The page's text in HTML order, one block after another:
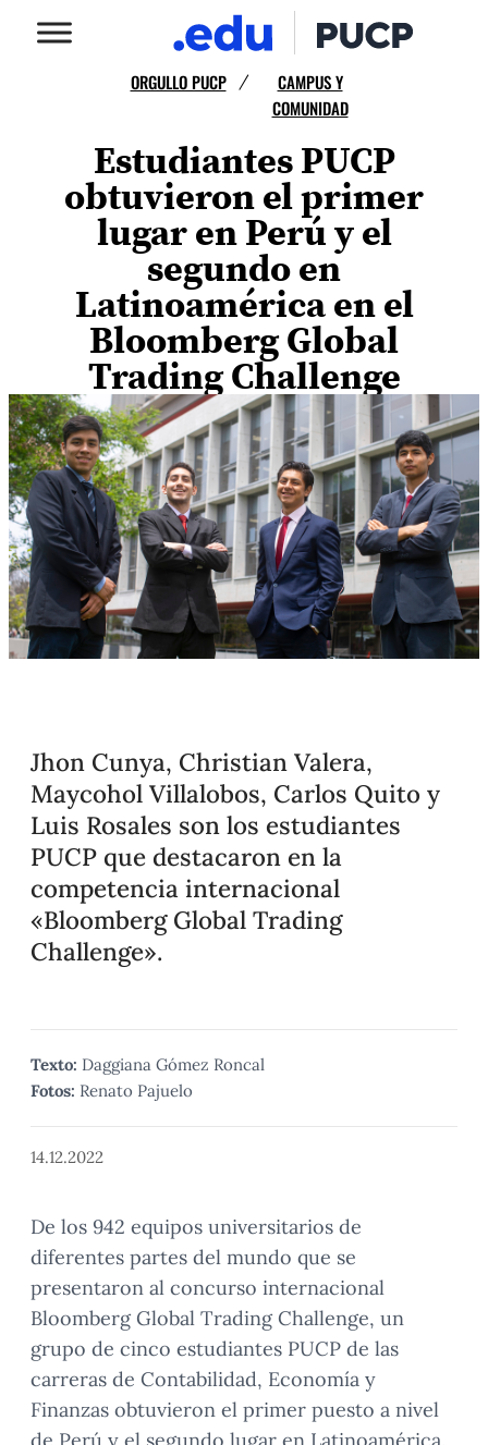
ORGULLO PUCP /
CAMPUS Y
COMUNIDAD
Estudiantes PUCP
obtuvieron el primer
lugar en Perú y el
segundo en
Latinoamérica en el
Bloomberg Global
Trading Challenge
Jhon Cunya, Christian Valera,
Maycohol Villalobos, Carlos Quito y
Luis Rosales son los estudiantes
PUCP que destacaron en la
competencia internacional
«Bloomberg Global Trading
Challenge».
Texto: Daggiana Gómez Roncal
Fotos: Renato Pajuelo
14.12.2022
De los 942 equipos universitarios de
diferentes partes del mundo que se
presentaron al concurso internacional
Bloomberg Global Trading Challenge, un
grupo de cinco estudiantes PUCP de las
carreras de Contabilidad, Economía y
Finanzas obtuvieron el primer puesto a nivel